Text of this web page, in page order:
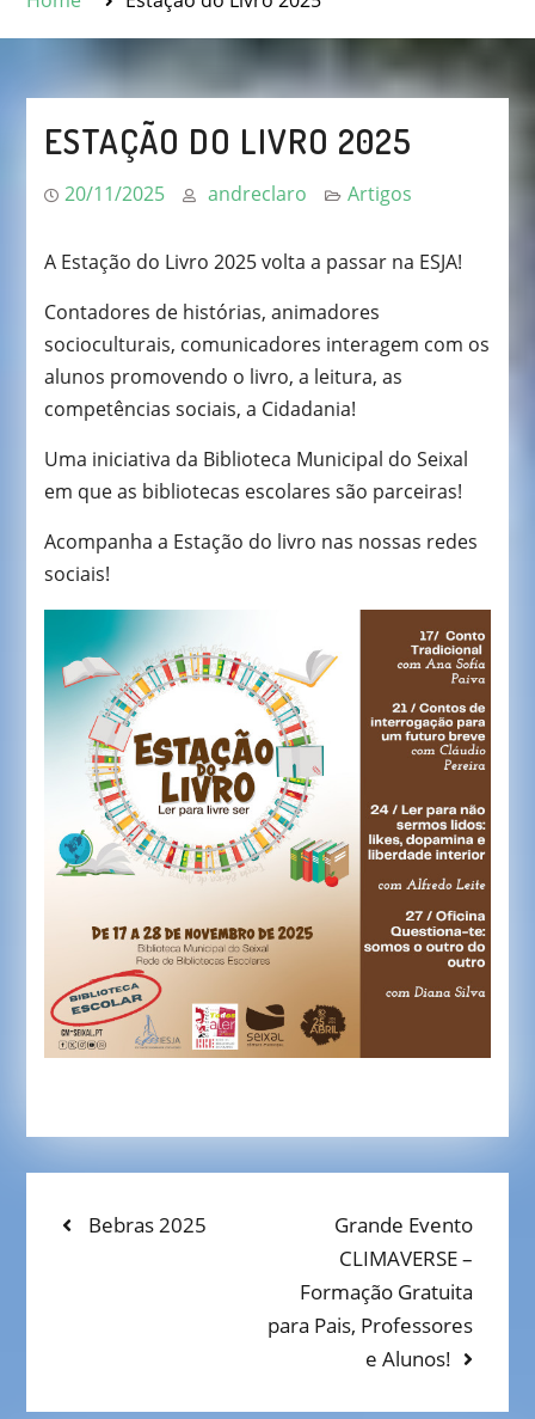
ESTAÇÃO DO LIVRO 2025
20/11/2025 andreclaro Artigos
A Estação do Livro 2025 volta a passar na ESJA!
Contadores de histórias, animadores
socioculturais, comunicadores interagem com os
alunos promovendo o livro, a leitura, as
competências sociais, a Cidadania!
Uma iniciativa da Biblioteca Municipal do Seixal
em que as bibliotecas escolares são parceiras!
Acompanha a Estação do livro nas nossas redes
sociais!
NAVEGAÇÃO
Previous
Bebras 2025
Next
post:
Grande Evento
CLIMAVERSE –
Formação Gratuita
para Pais, Professores
e Alunos!